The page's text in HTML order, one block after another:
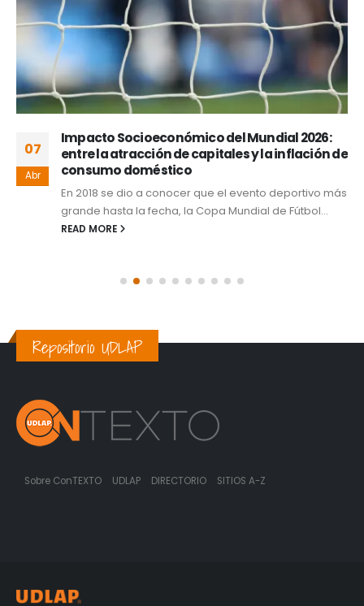
07
Abr
Impacto Socioeconómico del Mundial 2026:
entre la atracción de capitales y la inflación de
consumo doméstico
En 2018 se dio a conocer que el evento deportivo más
grande hasta la fecha, la Copa Mundial de Fútbol...
READ MORE
Repositorio UDLAP
Sobre ConTEXTO UDLAP DIRECTORIO SITIOS A-Z